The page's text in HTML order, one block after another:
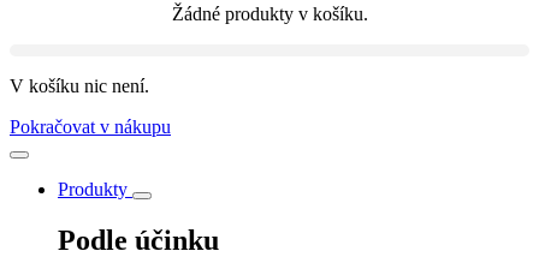
Žádné produkty v košíku.
V košíku nic není.
Pokračovat v nákupu
Produkty
Podle účinku